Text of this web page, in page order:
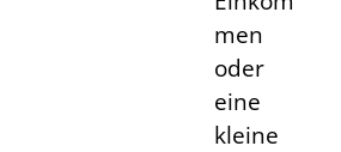
men
oder
eine
kleine